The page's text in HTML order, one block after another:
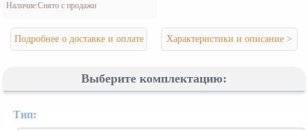
Наличие:Снято с продажи
Подробнее о доставке и оплате Характеристики и описание >
Выберите комплектацию:
Тип: